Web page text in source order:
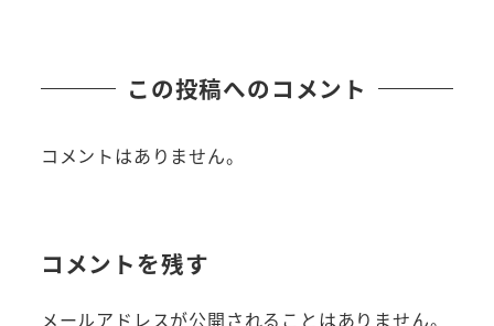
この投稿へのコメント
コメントはありません。
コメントを残す
メールアドレスが公開されることはありません。